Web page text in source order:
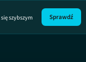
Dr
szybszym
Sprawdź